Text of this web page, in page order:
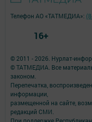
© 2011 - 2026. Нурлат-⁠
© ТАТМЕДИА. Все
законом.
Перепечатка,
информации,
размещенной на сайте,
редакций СМИ.
Телефон АО «ТАТМЕДИА»:
16+